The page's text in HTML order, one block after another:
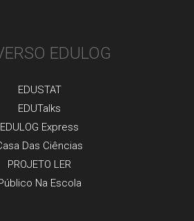
EDULOG
EDUSTAT
EDUTalks
EDULOG Express
Das Ciências
PROJETO LER
Na Escola